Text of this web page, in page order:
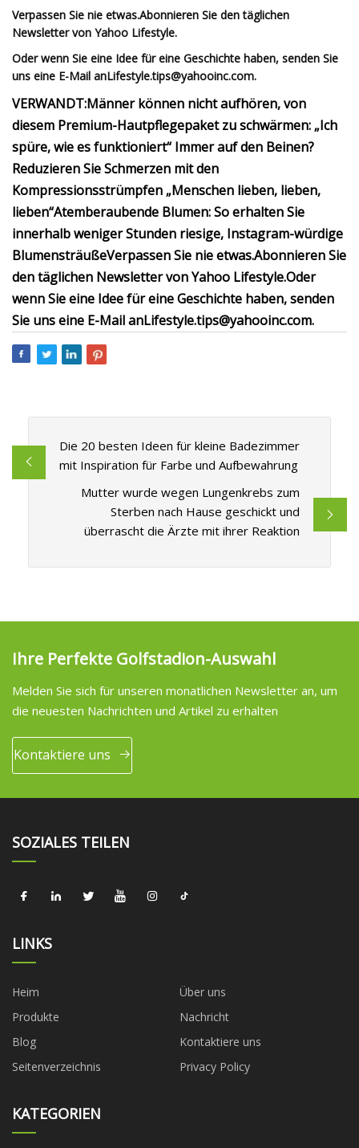
Verpassen Sie nie etwas.Abonnieren Sie den täglichen
Newsletter von Yahoo Lifestyle.
Oder wenn Sie eine Idee für eine Geschichte haben, senden Sie
uns eine E-Mail anLifestyle.tips@yahooinc.com.
VERWANDT:Männer können nicht aufhören, von
diesem Premium-Hautpflegepaket zu schwärmen: „Ich
spüre, wie es funktioniert“ Immer auf den Beinen?
Reduzieren Sie Schmerzen mit den
Kompressionsstrümpfen „Menschen lieben, lieben,
lieben“Atemberaubende Blumen: So erhalten Sie
innerhalb weniger Stunden riesige, Instagram-würdige
BlumensträußeVerpassen Sie nie etwas.Abonnieren Sie
den täglichen Newsletter von Yahoo Lifestyle.Oder
wenn Sie eine Idee für eine Geschichte haben, senden
Sie uns eine E-Mail anLifestyle.tips@yahooinc.com.
Die 20 besten Ideen für kleine Badezimmer
mit Inspiration für Farbe und Aufbewahrung
Mutter wurde wegen Lungenkrebs zum
Sterben nach Hause geschickt und
überrascht die Ärzte mit ihrer Reaktion
Ihre Perfekte Golfstadion-Auswahl
Melden Sie sich für unseren monatlichen Newsletter an, um
die neuesten Nachrichten und Artikel zu erhalten
Kontaktiere uns
SOZIALES TEILEN
LINKS
Heim
Über uns
Produkte
Nachricht
Blog
Kontaktiere uns
Seitenverzeichnis
Privacy Policy
KATEGORIEN